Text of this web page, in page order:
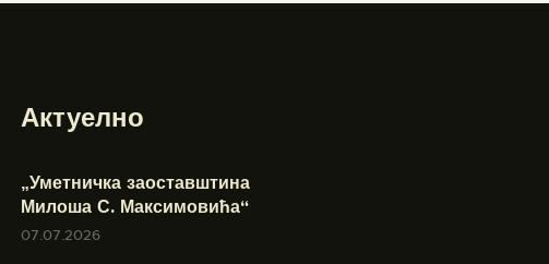
Актуелно
„Уметничка заоставштина
Милоша С. Максимовића“
07.07.2026